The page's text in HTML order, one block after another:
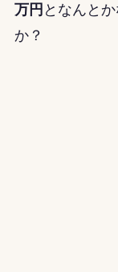
万円 となんと
か？